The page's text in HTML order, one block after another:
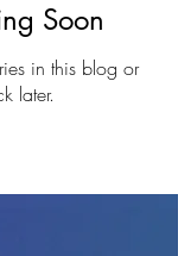
Soon
in this blog or
later.